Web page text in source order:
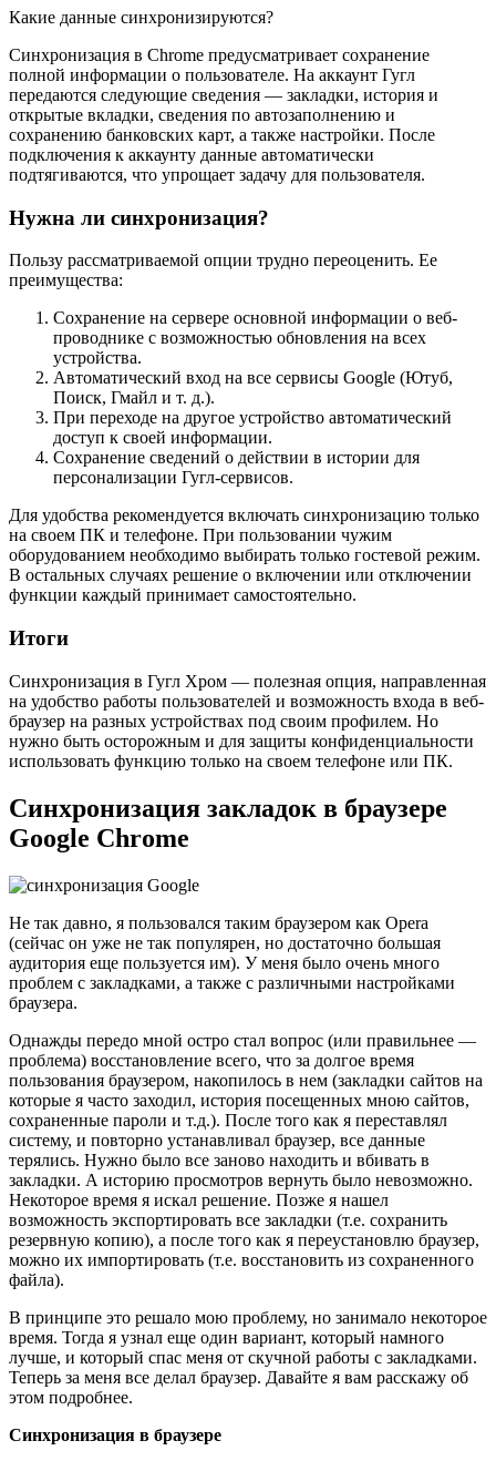
Какие данные синхронизируются?
Синхронизация в Chrome предусматривает сохранение
полной информации о пользователе. На аккаунт Гугл
передаются следующие сведения — закладки, история и
открытые вкладки, сведения по автозаполнению и
сохранению банковских карт, а также настройки. После
подключения к аккаунту данные автоматически
подтягиваются, что упрощает задачу для пользователя.
Нужна ли синхронизация?
Пользу рассматриваемой опции трудно переоценить. Ее
преимущества:
Сохранение на сервере основной информации о веб-
проводнике с возможностью обновления на всех
устройства.
Автоматический вход на все сервисы Google (Ютуб,
Поиск, Гмайл и т. д.).
При переходе на другое устройство автоматический
доступ к своей информации.
Сохранение сведений о действии в истории для
персонализации Гугл-сервисов.
Для удобства рекомендуется включать синхронизацию только
на своем ПК и телефоне. При пользовании чужим
оборудованием необходимо выбирать только гостевой режим.
В остальных случаях решение о включении или отключении
функции каждый принимает самостоятельно.
Итоги
Синхронизация в Гугл Хром — полезная опция, направленная
на удобство работы пользователей и возможность входа в веб-
браузер на разных устройствах под своим профилем. Но
нужно быть осторожным и для защиты конфиденциальности
использовать функцию только на своем телефоне или ПК.
Синхронизация закладок в браузере
Google Chrome
Не так давно, я пользовался таким браузером как Opera
(сейчас он уже не так популярен, но достаточно большая
аудитория еще пользуется им). У меня было очень много
проблем с закладками, а также с различными настройками
браузера.
Однажды передо мной остро стал вопрос (или правильнее —
проблема) восстановление всего, что за долгое время
пользования браузером, накопилось в нем (закладки сайтов на
которые я часто заходил, история посещенных мною сайтов,
сохраненные пароли и т.д.). После того как я переставлял
систему, и повторно устанавливал браузер, все данные
терялись. Нужно было все заново находить и вбивать в
закладки. А историю просмотров вернуть было невозможно.
Некоторое время я искал решение. Позже я нашел
возможность экспортировать все закладки (т.е. сохранить
резервную копию), а после того как я переустановлю браузер,
можно их импортировать (т.е. восстановить из сохраненного
файла).
В принципе это решало мою проблему, но занимало некоторое
время. Тогда я узнал еще один вариант, который намного
лучше, и который спас меня от скучной работы с закладками.
Теперь за меня все делал браузер. Давайте я вам расскажу об
этом подробнее.
Синхронизация в браузере